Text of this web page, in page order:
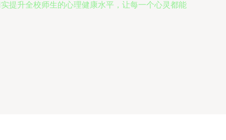
提升全校师生的心理健康水平，让每一个心灵都能